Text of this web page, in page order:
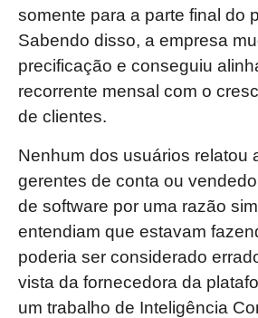
somente para a parte final do
Sabendo disso, a empresa
precificação e conseguiu
recorrente mensal com o
de clientes.
Nenhum dos usuários relatou
gerentes de conta ou
de software por uma razão
entendiam que estavam
poderia ser considerado
vista da fornecedora da
um trabalho de Inteligência